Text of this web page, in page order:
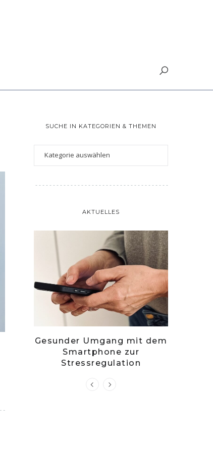
SUCHE IN KATEGORIEN & THEMEN
AKTUELLES
Gesunder Umgang mit dem
Smartphone zur
Stressregulation